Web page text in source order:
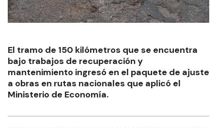
El tramo de 150 kilómetros que se encuentra
bajo trabajos de recuperación y
mantenimiento ingresó en el paquete de ajuste
a obras en rutas nacionales que aplicó el
Ministerio de Economía.